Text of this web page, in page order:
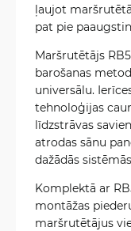
ļaujot
pat pie
Maršrutētājs
barošanas
universālu.
tehnoloģijas
līdzstrāvas
atrodas sānu
dažādās
Komplektā ar
montāžas
maršrutētājus